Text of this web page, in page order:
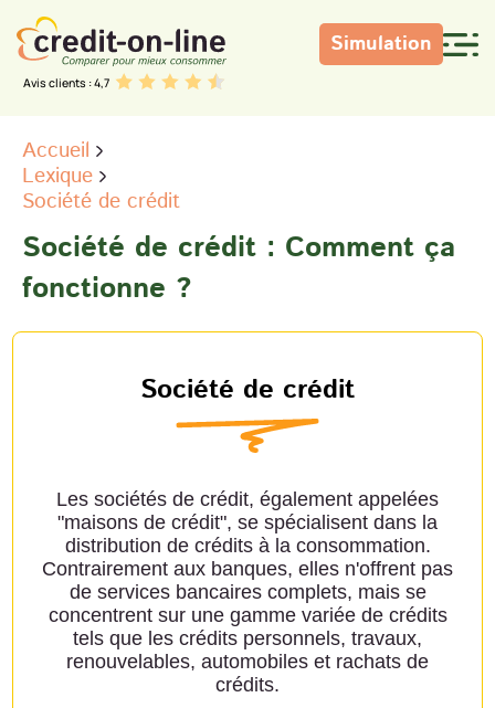
Avis clients : 4,7
Simulation
Accueil
Lexique
Société de crédit
Société de crédit : Comment ça
fonctionne ?
Société de crédit
Les sociétés de crédit, également appelées
"maisons de crédit", se spécialisent dans la
distribution de crédits à la consommation.
Contrairement aux banques, elles n'offrent pas
de services bancaires complets, mais se
concentrent sur une gamme variée de crédits
tels que les crédits personnels, travaux,
renouvelables, automobiles et rachats de
crédits.